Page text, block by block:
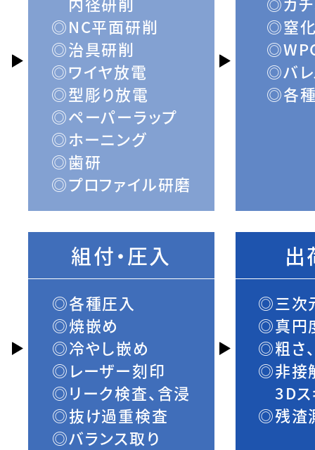
NC平面研削
治具研削
ワイヤ放電
型彫り放電
ペーパーラップ
ホーニング
歯研
プロファイル研磨
窒
バ
各
組付・圧入
各種圧入
焼嵌め
冷やし嵌め
レーザー刻印
リーク検査、含浸
抜け過重検査
バランス取り
出
三次
真円
粗さ
非接
3D
残渣